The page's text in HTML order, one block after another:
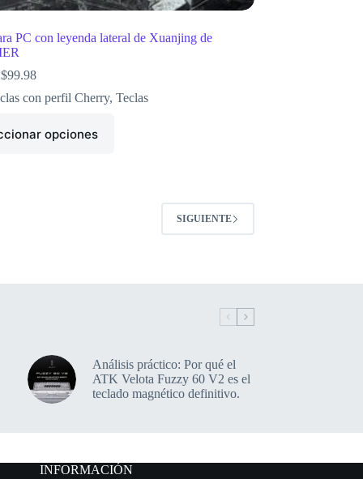
PC con leyenda lateral de Xuanjing de
$99.98
con perfil Cherry, Teclas
opciones
SIGUIENTE
Análisis práctico: Por qué el
ATK Velota Fuzzy 60 V2 es el
teclado magnético definitivo.
INFORMACIÓN